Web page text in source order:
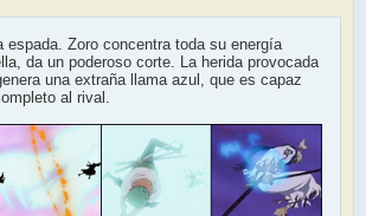
espada. Zoro concentra toda su energía
da un poderoso corte. La herida provocada
una extraña llama azul, que es capaz
al rival.